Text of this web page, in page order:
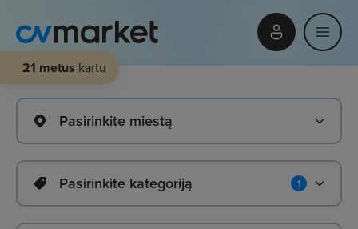
21 metus kartu
Pasirinkite miestą
Pasirinkite kategoriją 1